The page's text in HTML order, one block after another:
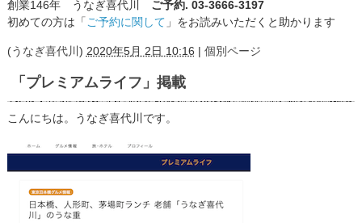
創業146年 うなぎ喜代川 ご予約. 03-3666-3197
初めての方は「ご予約に関して 」をお読みいただくと助かります
(うなぎ喜代川 ) 2020年5月 2日 10:16 | 個別ページ
「プレミアムライフ」掲載
こんにちは。うなぎ喜代川です。